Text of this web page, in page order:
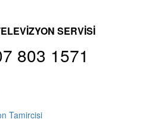
SERVİSİ
803 1571
Tamircisi